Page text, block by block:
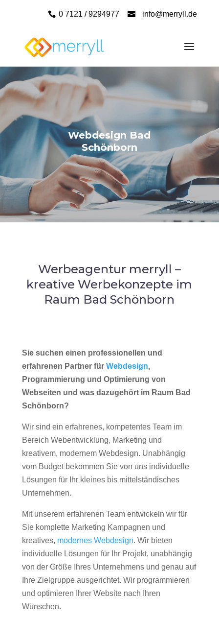
0 7121 / 9294977 info@merryll.de
Webdesign Bad
Schönborn
Werbeagentur merryll –
kreative Werbekonzepte im
Raum Bad Schönborn
Sie suchen einen professionellen und
erfahrenen Partner für Webdesign,
Programmierung und Optimierung von
Webseiten und was dazugehört im Raum Bad
Schönborn?
Wir sind ein erfahrenes, kompetentes Team im
Bereich Webentwicklung, Marketing und
kreativem, modernem Webdesign. Unabhängig
vom Budget bekommen Sie von uns individuelle
Lösungen für Ihr kleines bis mittelständisches
Unternehmen.
Mit unserem erfahrenen Team entwickeln wir für
Sie komplette Marketing Kampagnen und
kreatives, modernes Webdesign. Wir bieten
individuelle Lösungen für Ihr Projekt, unabhängig
von der Größe Ihres Unternehmens und genau auf
Ihre Zielgruppe ausgerichtet. Wir programmieren
und optimieren Ihrer Website nach Ihren
Wünschen.